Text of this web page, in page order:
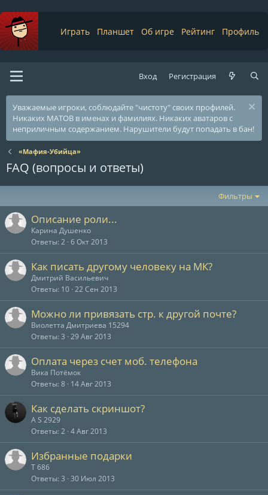
Играть Планшет Об игре Рейтинг Профиль
Вход Регистрация
Уважаемые игроки, соблюдайте "чистоту" своих профилей.
Никаких МАТОВ в именах и фамилиях. Никаких аватаров с
неприличным содержанием. Нарушители будут попадать в бан!
«Мафия-Убийца»
FAQ (вопросы и ответы)
Фильтры
Описание роли...
Карина Душенко
Ответы 2 6 Окт 2013
Как писать другому человеку на МК?
Дмитрий Васильевич
Ответы 10 22 Сен 2013
Можно ли привязать стр. к другой почте?
Виолетта Дмитриева 15294
Ответы 3 29 Авг 2013
Оплата через счет моб. телефона
Вика Потёмок
Ответы 8 14 Авг 2013
Как сделать скриншот?
A S 2929
Ответы 2 4 Авг 2013
Избранные подарки
Т 686
Ответы 3 30 Июл 2013